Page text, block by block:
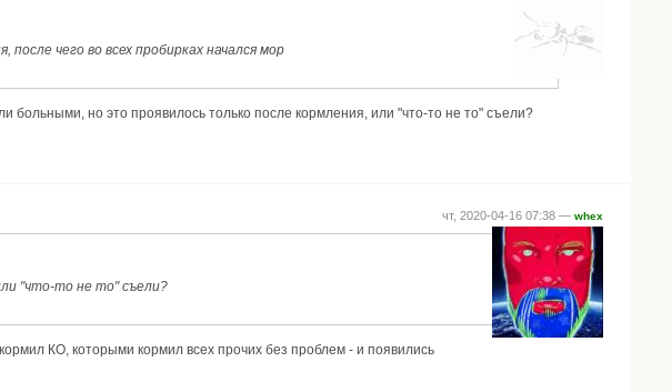
чего во всех пробирках начался мор
но это проявилось только после кормления, или "что-то не то" съели?
чт, 2020-04-16 07:38 — whex
"что-то не то" съели?
КО, которыми кормил всех прочих без проблем - и появились